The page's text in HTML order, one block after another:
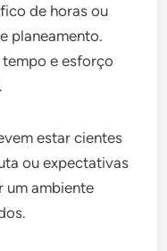
de horas ou
planeamento.
e esforço
estar cientes
ou expectativas
um ambiente